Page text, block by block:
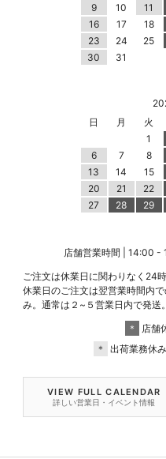
9
10 11
16
17 18
23
24 25
30
31
日
月 火
1
6
7 8
13
14 15
20
21 22
27
28 29
店舗営業時間 | 14:00
ご注文は休業日に関わりなく24
休業日のご注文は翌営業時間内
み。通常は２~５営業日内で発送。
＊
店舗
＊
出荷業務休
VIEW FULL CALENDAR
詳しい営業日・イベント情報